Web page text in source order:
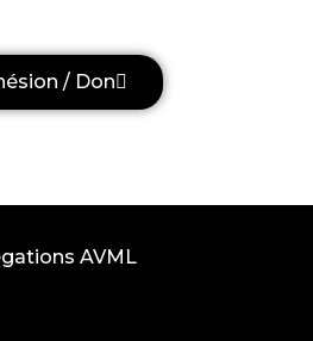
/ Don
AVML